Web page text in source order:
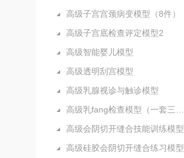
高级子宫宫颈病变模型（8件）
高级子宫底检查评定模型2
高级智能婴儿模型
高级透明刮宫模型
高级乳腺视诊与触诊模型
高级会阴切开缝合技能训练模型
高级硅胶会阴切开缝合练习模型